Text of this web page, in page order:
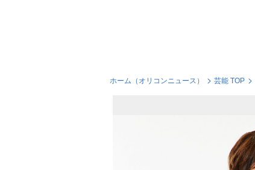
ホーム（オリコンニュース） 芸能 TOP